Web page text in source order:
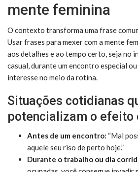
mente feminina
O contexto transforma uma frase
Usar frases para mexer com a mente
aos detalhes e ao tempo certo, seja no
casual, durante um encontro especial
interesse no meio da rotina.
Situações cotidianas
potencializam o efeito
Antes de um encontro: “Mal
aquele seu riso de perto hoje.”
Durante o trabalho ou dia